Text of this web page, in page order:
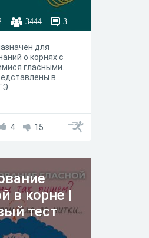
3444 3
для
о корнях с
гласными.
в
4 15
в корне |
тест